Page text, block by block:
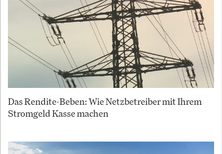
Das Rendite-Beben: Wie Netzbetreiber mit Ihrem
Stromgeld Kasse machen